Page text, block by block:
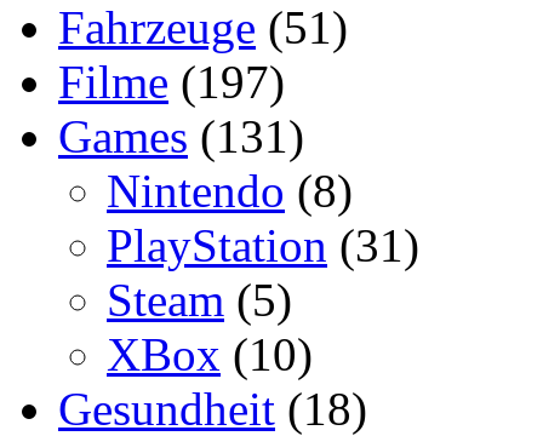
Fahrzeuge (51)
Filme (197)
Games (131)
Nintendo (8)
PlayStation (31)
Steam (5)
XBox (10)
Gesundheit (18)